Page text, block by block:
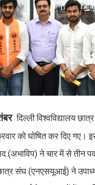
र दिल्ली विश्वविद्यालय
को घोषित कर दिए गए।
(अभाविप) ने चार में से तीन
संघ (एनएसयूआई) ने